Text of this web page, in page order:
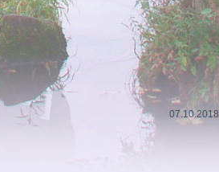
07.10.2018